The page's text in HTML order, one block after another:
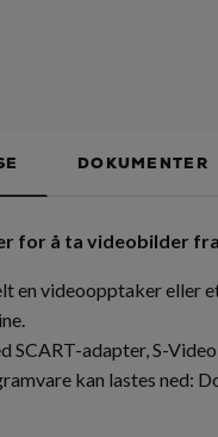
DOKUMENTER
for å ta videobilder
en videoopptaker eller
SCART-adapter, S-
kan lastes ned: